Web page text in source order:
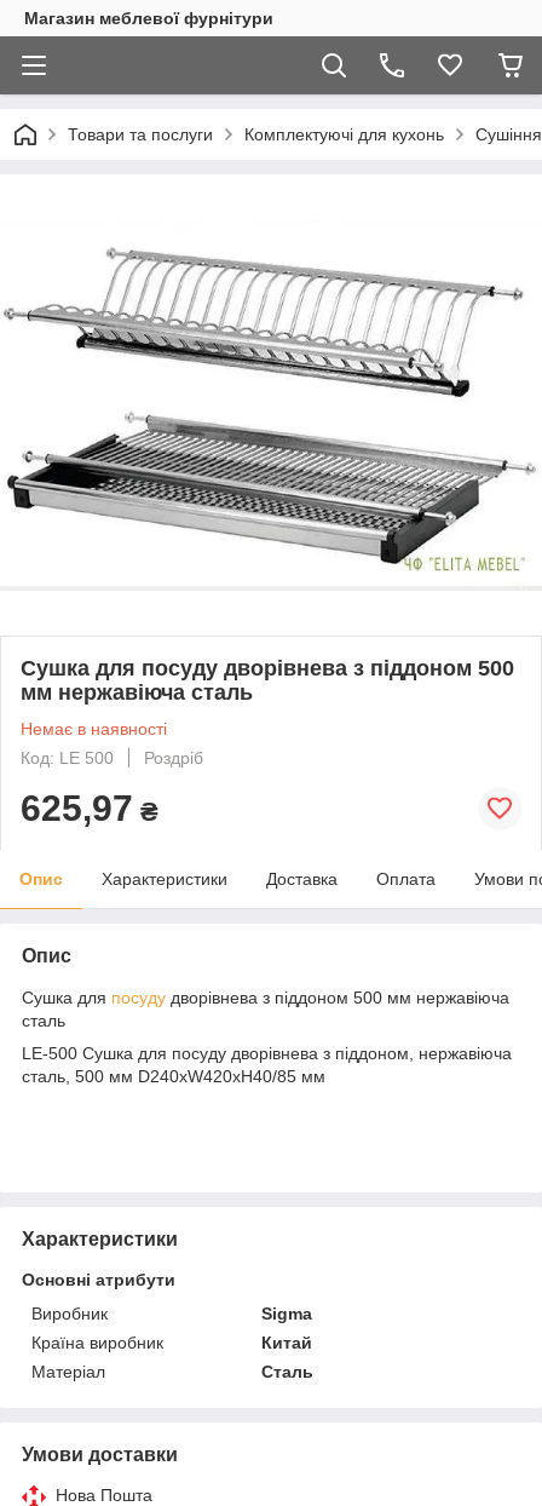
Магазин меблевої фурнітури
Товари та послуги Комплектуючі для кухонь Сушіння
Сушка для посуду дворівнева з піддоном 500
мм нержавіюча сталь
Немає в наявності
Код: LE 500
Роздріб
625,97 ₴
Опис Характеристики Доставка Оплата Умови
Опис
Сушка для посуду дворівнева з піддоном 500 мм нержавіюча
сталь
LE-500 Сушка для посуду дворівнева з піддоном, нержавіюча
сталь, 500 мм D240хW420хH40/85 мм
Характеристики
Основні атрибути
Виробник
Sigma
Країна виробник
Китай
Матеріал
Сталь
Умови доставки
Нова Пошта